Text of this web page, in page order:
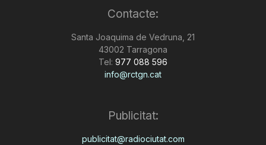
Contacte:
Santa Joaquima de Vedruna, 21
43002 Tarragona
Tel: 977 088 596
info@rctgn.cat
Publicitat:
publicitat@radiociutat.com